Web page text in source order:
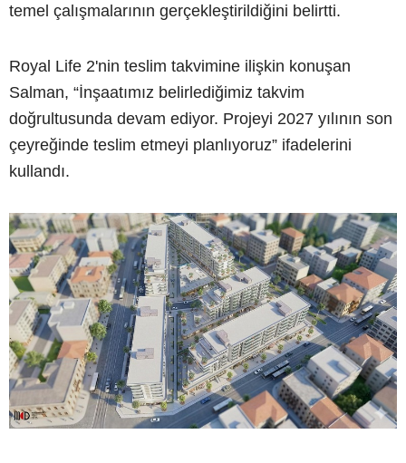
temel çalışmalarının gerçekleştirildiğini belirtti.
Royal Life 2'nin teslim takvimine ilişkin konuşan
Salman, “İnşaatımız belirlediğimiz takvim
doğrultusunda devam ediyor. Projeyi 2027 yılının son
çeyreğinde teslim etmeyi planlıyoruz” ifadelerini
kullandı.